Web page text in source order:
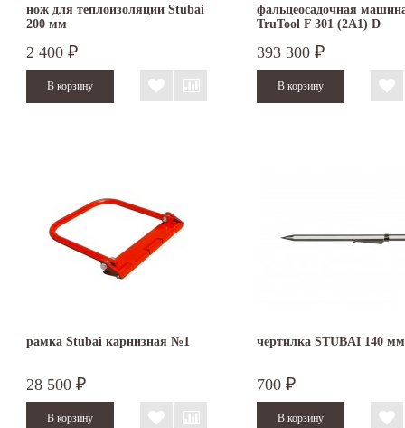
нож для теплоизоляции Stubai
200 мм
2 400 ₽
фальцеосадочная
TruTool F 301 (2A1) D
393 300 ₽
рамка Stubai карнизная №1
28 500 ₽
чертилка STUBAI 140 мм
700 ₽